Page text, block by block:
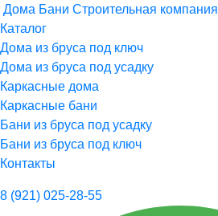
Дома Бани Строительная компания
Каталог
Дома из бруса под ключ
Дома из бруса под усадку
Каркасные дома
Каркасные бани
Бани из бруса под усадку
Бани из бруса под ключ
Контакты
8 (921) 025-28-55